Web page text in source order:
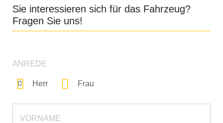
Sie interessieren sich für das Fahrzeug?
Fragen Sie uns!
ANREDE
Herr Frau
VORNAME